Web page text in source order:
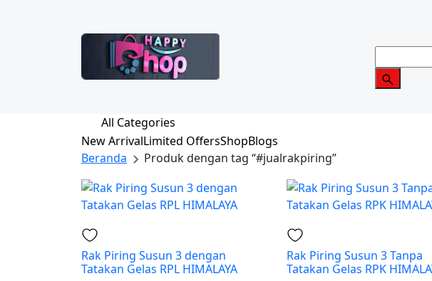
All Categories
New ArrivalLimited OffersShopBlogs
Beranda
Produk dengan tag “#jualrakpiring”
Rak Piring Susun 3 dengan
Tatakan Gelas RPL HIMALAYA
Rak Piring Susun 3 Tanpa
Tatakan Gelas RPK